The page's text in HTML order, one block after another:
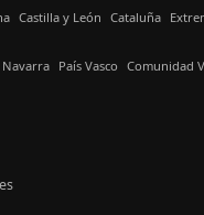
Castilla y León Cataluña
Navarra País Vasco Comunidad